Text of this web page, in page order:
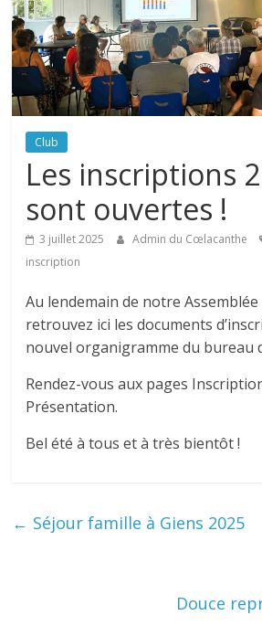
Club
Les inscriptions
sont ouvertes !
3 juillet 2025 Admin du Cœlacanthe
inscription
Au lendemain de notre Assemblée
retrouvez ici les documents
nouvel organigramme du bureau
Rendez-vous aux pages
Présentation.
Bel été à tous et à très bientôt !
← Séjour famille à Giens 2025
Douce